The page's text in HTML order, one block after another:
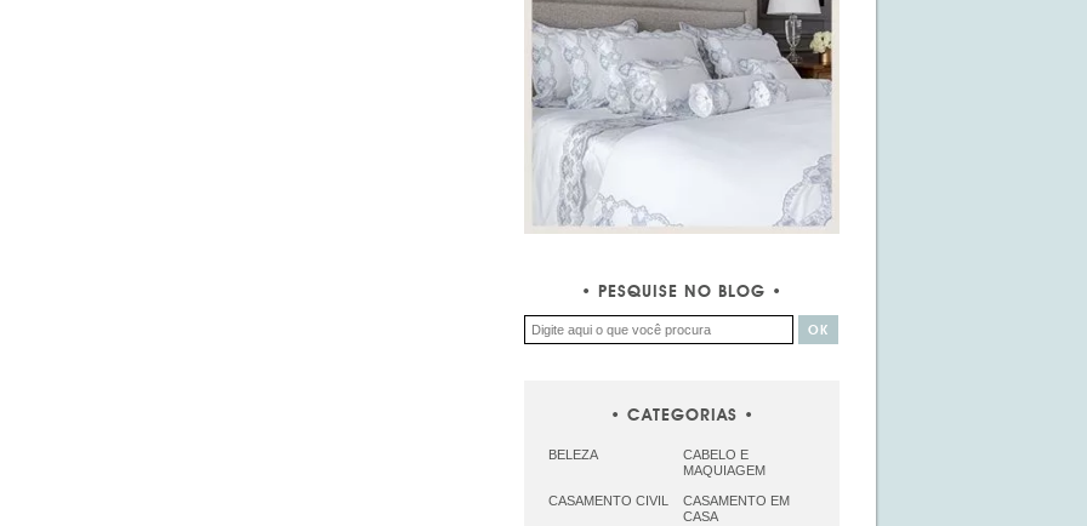
PESQUISE NO BLOG
CATEGORIAS
BELEZA
CABELO E
MAQUIAGEM
CASAMENTO CIVIL
CASAMENTO EM
CASA